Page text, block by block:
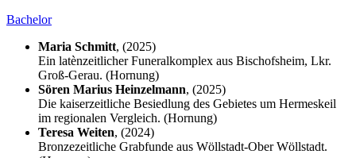
Bachelor
Maria Schmitt, (2025)
Ein latènzeitlicher Funeralkomplex aus Bischofsheim, Lkr.
Groß-Gerau. (Hornung)
Sören Marius Heinzelmann, (2025)
Die kaiserzeitliche Besiedlung des Gebietes um Hermeskeil
im regionalen Vergleich. (Hornung)
Teresa Weiten, (2024)
Bronzezeitliche Grabfunde aus Wöllstadt-Ober Wöllstadt.